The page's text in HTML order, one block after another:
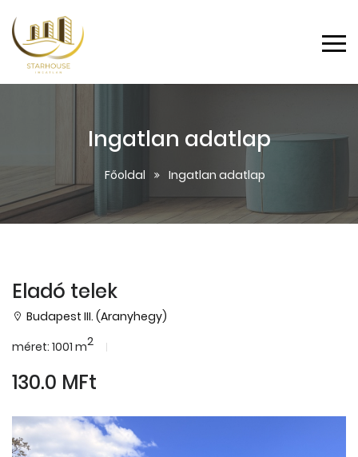
Ingatlan adatlap
Főoldal Ingatlan adatlap
Eladó telek
Budapest III. (Aranyhegy)
méret: 1001 m2
130.0 MFt